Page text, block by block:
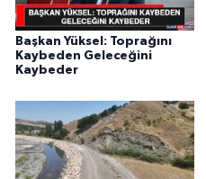
Başkan Yüksel: Toprağını
Kaybeden Geleceğini
Kaybeder